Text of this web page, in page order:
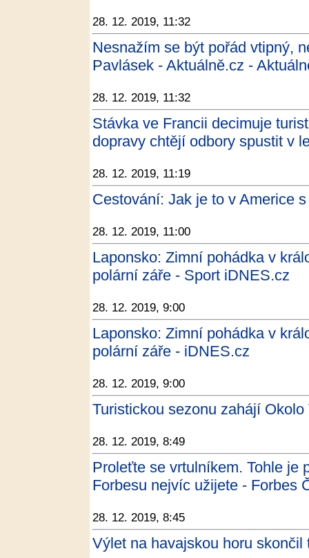
28. 12. 2019, 11:32
Nesnažím se být pořád vtipný,
Pavlásek - Aktuálně.cz -
28. 12. 2019, 11:32
Stávka ve Francii decimuje
dopravy chtějí odbory spustit v
28. 12. 2019, 11:19
Cestování: Jak je to v Americe
28. 12. 2019, 11:00
Laponsko: Zimní pohádka v
polární záře - Sport iDNES.cz
28. 12. 2019, 9:00
Laponsko: Zimní pohádka v
polární záře - iDNES.cz
28. 12. 2019, 9:00
Turistickou sezonu zahájí
28. 12. 2019, 8:49
Proleťte se vrtulníkem. Tohle je
Forbesu nejvíc užijete - Forbes
28. 12. 2019, 8:45
Výlet na havajskou horu